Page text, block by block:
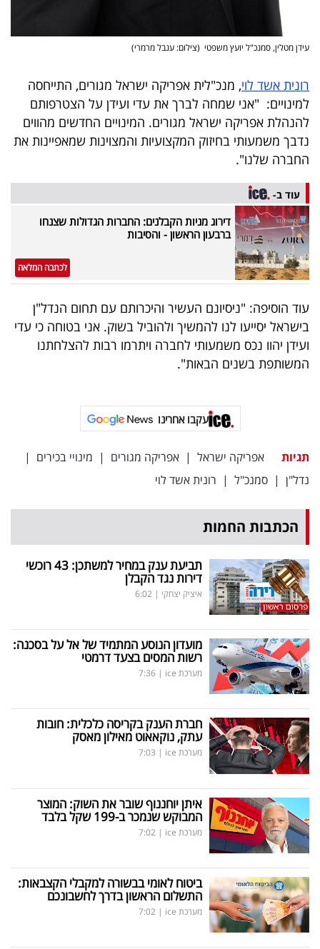
עידן מטלין, סמנכ"ל יועץ משפטי (צילום: ענבל מרמרי)
רונית אשד לוי, מנכ"לית אפריקה ישראל מגורים, התייחסה
למינויים: "אני שמחה לברך את עדי ועידן על הצטרפותם
להנהלת אפריקה ישראל מגורים. המינויים החדשים מהווים
נדבך משמעותי בחיזוק המקצועיות והמצוינות שמאפיינות את
החברה שלנו".
עוד ב-
דירוג מניות הקבלנים: החברות הגדולות שצנחו
ברבעון הראשון - והסיבות
לכתבה המלאה
עוד הוסיפה: "ניסיונם העשיר והיכרותם עם תחום הנדל"ן
בישראל יסייעו לנו להמשיך ולהוביל בשוק. אני בטוחה כי עדי
ועידן יהוו נכס משמעותי לחברה ויתרמו רבות להצלחתנו
המשותפת בשנים הבאות".
עקבו אחרינו
תגיות אפריקה ישראל | אפריקה מגורים | מינויי בכירים |
נדל"ן | סמנכ"ל | רונית אשד לוי
הכתבות החמות
תביעת ענק במחיר למשתכן: 43 רוכשי
דירות נגד הקבלן
איציק יצחקי |
6:02
מועדון הנוסע המתמיד של אל על בסכנה:
רשות המסים בצעד דרמטי
מערכת ice |
7:36
חברת הענק בקריסה כלכלית: חובות
עתק, נוקאאוט מאילון מאסק
מערכת ice |
7:03
איתן יוחננוף שובר את השוק: המוצר
המבוקש שנמכר ב-199 שקל בלבד
מערכת ice |
7:02
ביטוח לאומי בבשורה למקבלי הקצבאות:
התשלום הראשון בדרך לחשבונכם
מערכת ice |
7:02